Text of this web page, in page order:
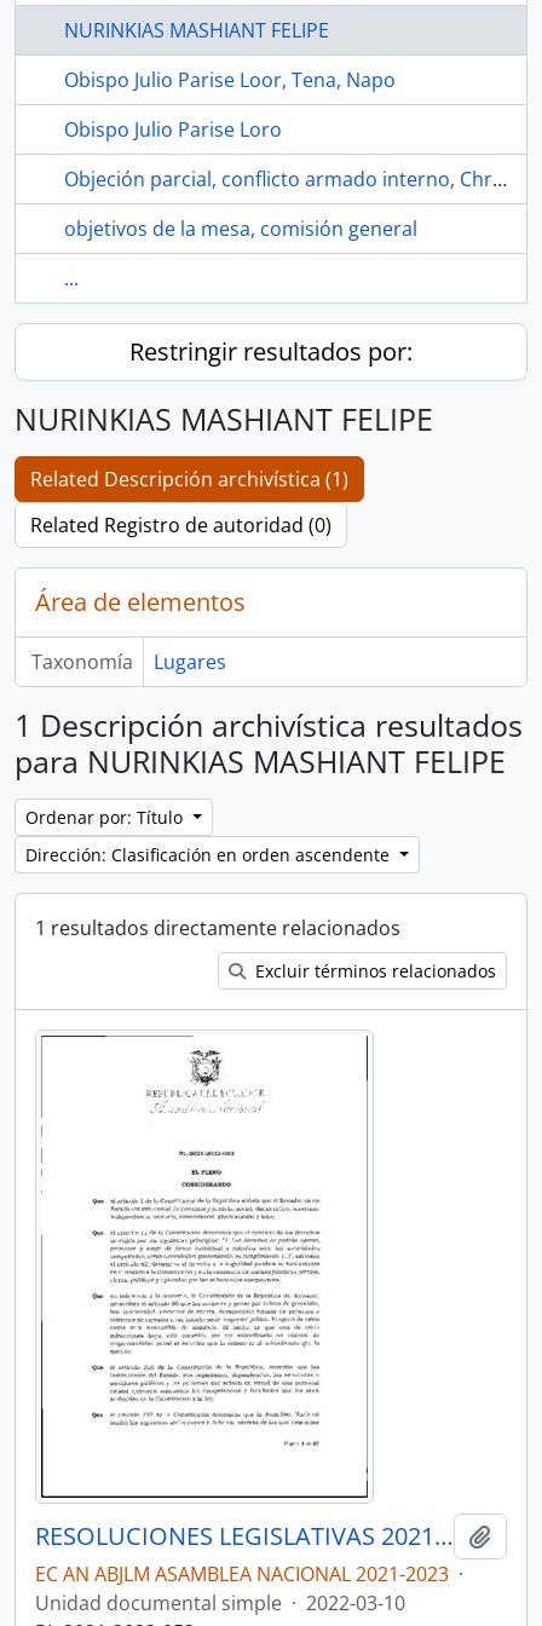
NURINKIAS MASHIANT FELIPE
Obispo Julio Parise Loor, Tena, Napo
Obispo Julio Parise Loro
Objeción parcial, conflicto armado interno, Christian Proaño
objetivos de la mesa, comisión general
...
Restringir resultados por:
NURINKIAS MASHIANT FELIPE
Related Descripción archivística (1)
Related Registro de autoridad (0)
Área de elementos
Taxonomía Lugares
1 Descripción archivística resultados
para NURINKIAS MASHIANT FELIPE
Ordenar por: Título
Dirección: Clasificación en orden ascendente
1 resultados directamente relacionados
Excluir términos relacionados
RESOLUCIONES LEGISLATIVAS 2021-2023
EC AN ABJLM ASAMBLEA NACIONAL 2021-2023 ·
Unidad documental simple · 2022-03-10